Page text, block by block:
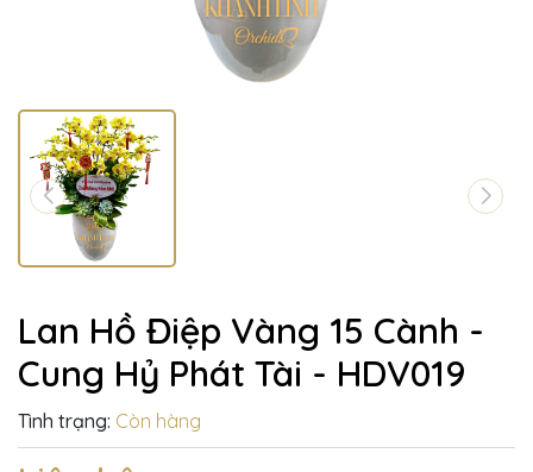
Lan Hồ Điệp Vàng 15 Cành -
Cung Hỷ Phát Tài - HDV019
Tình trạng: Còn hàng